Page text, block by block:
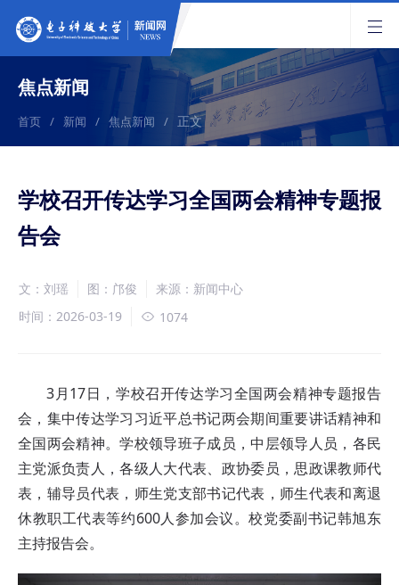
焦点新闻
首页 / 新闻 / 焦点新闻 / 正文
学校召开传达学习全国两会精神专题报
告会
文：刘瑶 图：邝俊
来源：新闻中心
时间：2026-03-19
1074
3月17日，学校召开传达学习全国两会精神专题报告
会，集中传达学习习近平总书记两会期间重要讲话精神和
全国两会精神。学校领导班子成员，中层领导人员，各民
主党派负责人，各级人大代表、政协委员，思政课教师代
表，辅导员代表，师生党支部书记代表，师生代表和离退
休教职工代表等约600人参加会议。校党委副书记韩旭东
主持报告会。